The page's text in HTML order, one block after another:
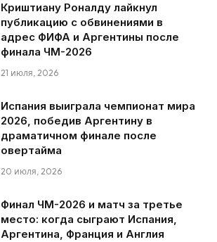
Криштиану Роналду лайкнул
публикацию с обвинениями в
адрес ФИФА и Аргентины после
финала ЧМ-2026
21 июля, 2026
Испания выиграла чемпионат мира
2026, победив Аргентину в
драматичном финале после
овертайма
20 июля, 2026
Финал ЧМ-2026 и матч за третье
место: когда сыграют Испания,
Аргентина, Франция и Англия